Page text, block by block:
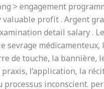
> engagement
profit . Argent
detail salary .
sevrage
de touche, la
l’application, la
processus